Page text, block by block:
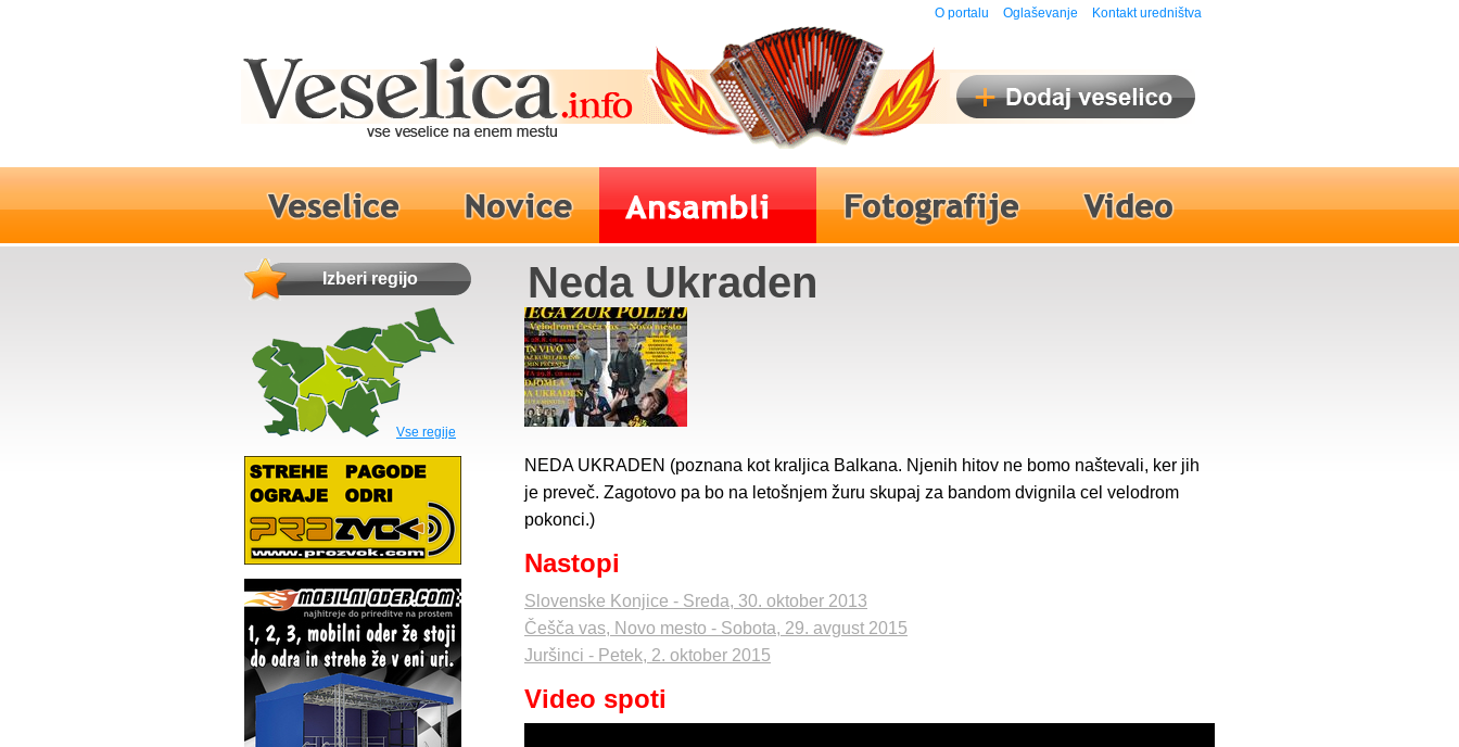
O portalu Oglaševanje Kontakt uredništva
Izberi regijo
Vse regije
Neda Ukraden
NEDA UKRADEN (poznana kot kraljica Balkana. Njenih hitov ne bomo naštevali, ker jih
je preveč. Zagotovo pa bo na letošnjem žuru skupaj za bandom dvignila cel velodrom
pokonci.)
Nastopi
Slovenske Konjice - Sreda, 30. oktober 2013
Češča vas, Novo mesto - Sobota, 29. avgust 2015
Juršinci - Petek, 2. oktober 2015
Video spoti